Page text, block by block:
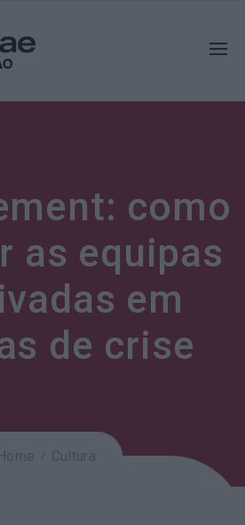
como
as equipas
em
de crise